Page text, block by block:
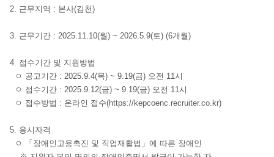
2. 근무지역 : 본사(김천)
3. 근무기간 : 2025.11.10(월) ~ 2026.5.9(토) (6개월)
4. 접수기간 및 지원방법
ㅇ 공고기간 : 2025.9.4(목) ~ 9.19(금) 오전 11시
ㅇ 접수기간 : 2025.9.12(금) ~ 9.19(금) 오전 11시
ㅇ 접수방법 : 온라인 접수(https://kepcoenc.recruiter.co.kr)
5. 응시자격
ㅇ 「장애인고용촉진 및 직업재활법」에 따른 장애인